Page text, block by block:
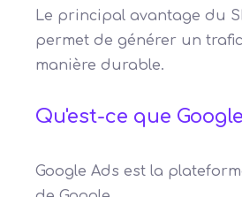
Le principal avantage du
permet de générer un
manière durable.
Qu'est-ce que
Google Ads est la